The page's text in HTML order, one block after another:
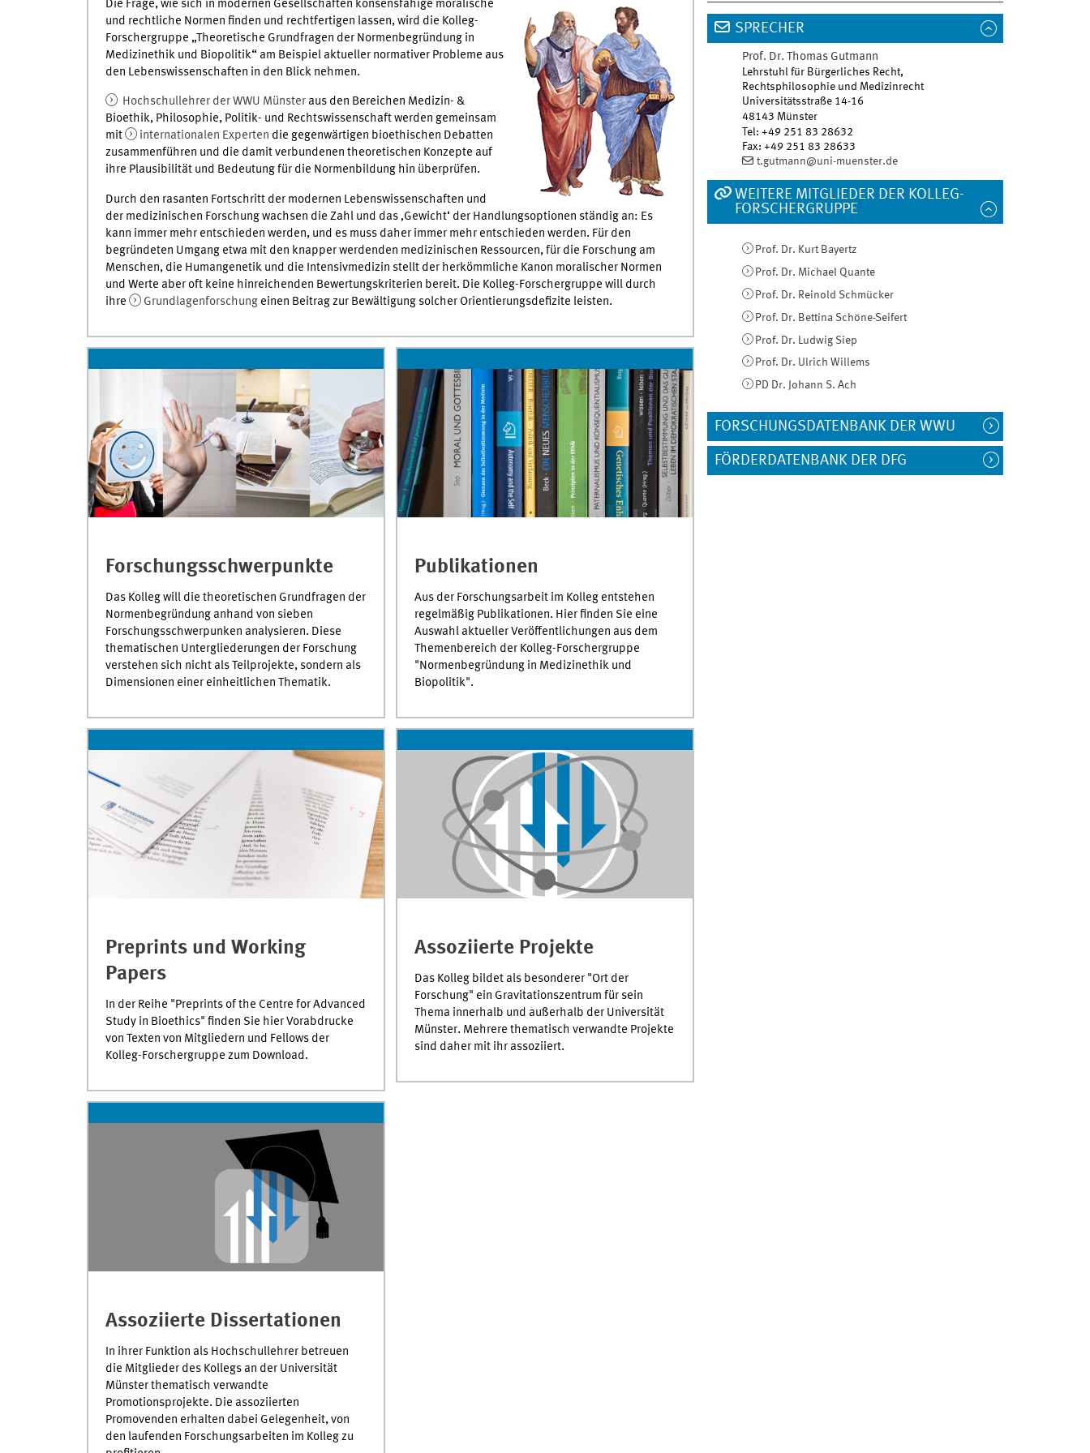
Die Frage, wie sich in modernen Gesellschaften konsensfähige moralische
und rechtliche Normen finden und rechtfertigen lassen, wird die Kolleg-
Forschergruppe „Theoretische Grundfragen der Normenbegründung in
Medizinethik und Biopolitik“ am Beispiel aktueller normativer Probleme aus
den Lebenswissenschaften in den Blick nehmen.
Hochschullehrer der WWU Münsteraus den Bereichen Medizin- &
Bioethik, Philosophie, Politik- und Rechtswissenschaft werden gemeinsam
mit
internationalen Experten die gegenwärtigen bioethischen Debatten
zusammenführen und die damit verbundenen theoretischen Konzepte auf
ihre Plausibilität und Bedeutung für die Normenbildung hin überprüfen.
Durch den rasanten Fortschritt der modernen Lebenswissenschaften und
der medizinischen Forschung wachsen die Zahl und das ‚Gewicht‘ der Handlungsoptionen ständig an: Es
kann immer mehr entschieden werden, und es muss daher immer mehr entschieden werden. Für den
begründeten Umgang etwa mit den knapper werdenden medizinischen Ressourcen, für die Forschung am
Menschen, die Humangenetik und die Intensivmedizin stellt der herkömmliche Kanon moralischer Normen
und Werte aber oft keine hinreichenden Bewertungskriterien bereit. Die Kolleg-Forschergruppe will durch
ihre
Grundlagenforschung einen Beitrag zur Bewältigung solcher Orientierungsdefizite leisten.
Forschungsschwerpunkte
Das Kolleg will die theoretischen Grundfragen der
Normenbegründung anhand von sieben
Forschungsschwerpunken analysieren. Diese
thematischen Untergliederungen der Forschung
verstehen sich nicht als Teilprojekte, sondern als
Dimensionen einer einheitlichen Thematik.
Publikationen
Aus der Forschungsarbeit im Kolleg entstehen
regelmäßig Publikationen. Hier finden Sie eine
Auswahl aktueller Veröffentlichungen aus dem
Themenbereich der Kolleg-Forschergruppe
"Normenbegründung in Medizinethik und
Biopolitik".
Preprints und Working
Papers
In der Reihe "Preprints of the Centre for Advanced
Study in Bioethics" finden Sie hier Vorabdrucke
von Texten von Mitgliedern und Fellows der
Kolleg-Forschergruppe zum Download.
Assoziierte Projekte
Das Kolleg bildet als besonderer "Ort der
Forschung" ein Gravitationszentrum für sein
Thema innerhalb und außerhalb der Universität
Münster. Mehrere thematisch verwandte Projekte
sind daher mit ihr assoziiert.
Assoziierte Dissertationen
In ihrer Funktion als Hochschullehrer betreuen
die Mitglieder des Kollegs an der Universität
Münster thematisch verwandte
Promotionsprojekte. Die assoziierten
Promovenden erhalten dabei Gelegenheit, von
den laufenden Forschungsarbeiten im Kolleg zu
SPRECHER
Prof. Dr. Thomas Gutmann
Lehrstuhl für Bürgerliches Recht,
Rechtsphilosophie und Medizinrecht
Universitätsstraße 14-16
48143 Münster
Tel:+49 251 83 28632
Fax:+49 251 83 28633
t.gutmann@uni-muenster.de
WEITERE MITGLIEDER DER KOLLEG-
FORSCHERGRUPPE
Prof. Dr. Kurt Bayertz
Prof. Dr. Michael Quante
Prof. Dr. Reinold Schmücker
Prof. Dr. Bettina Schöne-Seifert
Prof. Dr. Ludwig Siep
Prof. Dr. Ulrich Willems
PD Dr. Johann S. Ach
FORSCHUNGSDATENBANK DER WWU
FÖRDERDATENBANK DER DFG